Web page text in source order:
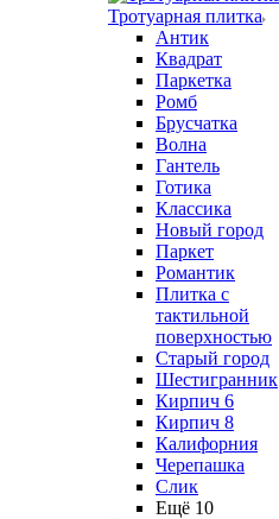
Тротуарная плитка
Антик
Квадрат
Паркетка
Ромб
Брусчатка
Волна
Гантель
Готика
Классика
Новый город
Паркет
Романтик
Плитка с
тактильной
поверхностью
Старый город
Шестигранник
Кирпич 6
Кирпич 8
Калифорния
Черепашка
Слик
Ещё 10